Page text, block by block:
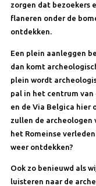
zorgen dat bezoekers
flaneren onder de
ontdekken.
Een plein aanleggen
dan komt
plein wordt
pal in het centrum van
en de Via Belgica hier
zullen de archeologen
het Romeinse
weer ontdekken?
Ook zo benieuwd als
luisteren naar de